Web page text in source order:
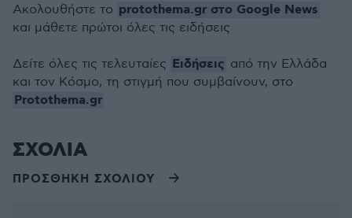
Ακολουθήστε το protothema.gr στο Google News
και μάθετε πρώτοι όλες τις ειδήσεις
Δείτε όλες τις τελευταίες Ειδήσεις από την Ελλάδα
και τον Κόσμο, τη στιγμή που συμβαίνουν, στο
Protothema.gr
ΣΧΟΛΙΑ
ΠΡΟΣΘΗΚΗ ΣΧΟΛΙΟΥ